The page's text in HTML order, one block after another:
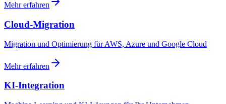
Mehr erfahren
Cloud-Migration
Migration und Optimierung für AWS, Azure und Google Cloud
Mehr erfahren
KI-Integration